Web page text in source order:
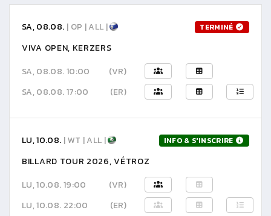
SA, 08.08. | OP | ALL | TERMINÉ
VIVA OPEN, KERZERS
SA, 08.08. 10:00
(VR)
SA, 08.08. 17:00
(ER)
LU, 10.08. | WT | ALL | INFO & S'INSCRIRE
BILLARD TOUR 2026, VÉTROZ
LU, 10.08. 19:00
(VR)
LU, 10.08. 22:00
(ER)